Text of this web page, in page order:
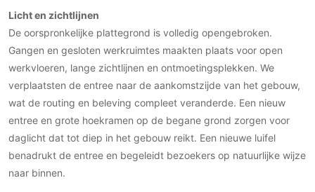
Ramen en deuren
Binnendeuren
Aluminium deuren
Houten deuren
Stalen deuren
Systeemwanden
Deurbeslag
Raambeslag
Stucwerk
Schilderwerk buiten
Licht en zichtlijnen
De oorspronkelijke plattegrond is volledig opengebroken.
Gangen en gesloten werkruimtes maakten plaats voor open
werkvloeren, lange zichtlijnen en ontmoetingsplekken. We
verplaatsten de entree naar de aankomstzijde van het gebouw,
wat de routing en beleving compleet veranderde. Een nieuw
entree en grote hoekramen op de begane grond zorgen voor
daglicht dat tot diep in het gebouw reikt. Een nieuwe luifel
benadrukt de entree en begeleidt bezoekers op natuurlijke wijze
naar binnen.